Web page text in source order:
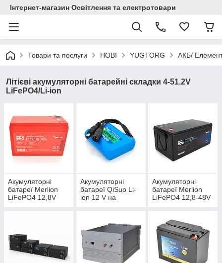
Інтернет-магазин Освітлення та електротовари
Товари та послуги НОВІ YUGTORG АКБ/
Літієві акумуляторні батарейні складки 4-51.2V
LiFePO4/Li-ion
Акумуляторні
батареї Merlion
LiFePO4 12,8V
Акумуляторні
батареї QiSuo Li-
ion 12 V на
Акумуляторні
батареї Merlion
LiFePO4 12,8-48V